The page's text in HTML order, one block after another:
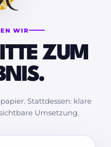
WIR
ZUM
Stattdessen: klare
Umsetzung.